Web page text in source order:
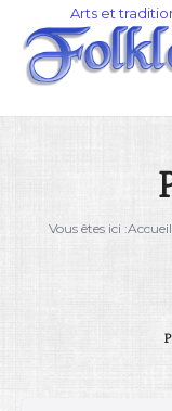
Catégorie
Vous êtes ici :Accueil